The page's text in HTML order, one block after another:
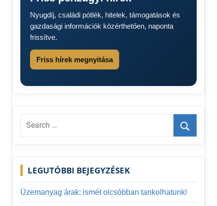
Nyugdíj, családi pótlék, hitelek, támogatások és
gazdasági információk közérthetően, naponta
frissítve.
Friss hírek megnyitása
Search
Search
LEGUTÓBBI BEJEGYZÉSEK
Üzemanyag árak: ismét olcsóbban tankolhatunk!